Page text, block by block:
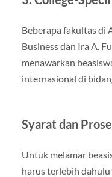
Beberapa fakultas di
Business dan Ira A.
menawarkan
internasional di
Syarat dan
Untuk melamar
harus terlebih dahulu